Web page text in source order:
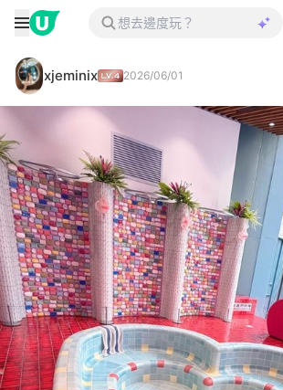
xjeminix 2026/06/01